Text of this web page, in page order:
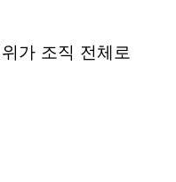
가 조직 전체로